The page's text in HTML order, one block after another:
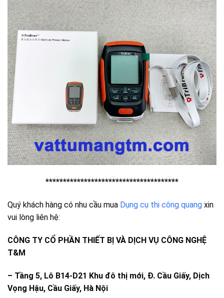
**************************************
Quý khách hàng có nhu cầu mua Dụng cụ thi công quang xin
vui lòng liên hệ:
CÔNG TY CỔ PHẦN THIẾT BỊ VÀ DỊCH VỤ CÔNG NGHỆ
T&M
– Tầng 5, Lô B14-D21 Khu đô thị mới, Đ. Cầu Giấy, Dịch
Vọng Hậu, Cầu Giấy, Hà Nội